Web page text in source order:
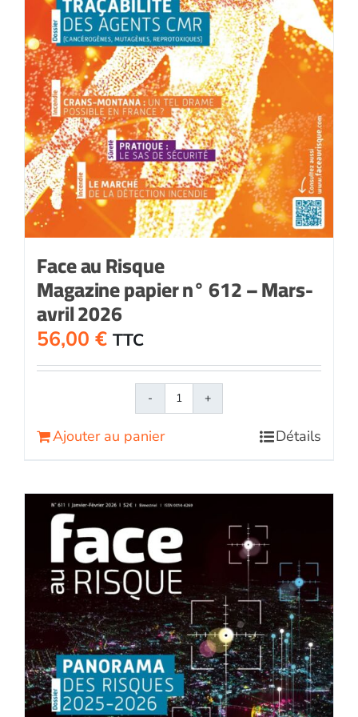
Face au Risque
Magazine papier n° 612 – Mars-
avril 2026
56,00 € TTC
quantité
papier
612
-
Mars-
avril
2026
Ajouter au panier Détails